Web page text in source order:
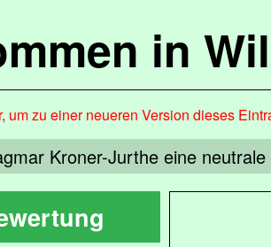
in
um zu einer neueren Version dieses
Kroner-Jurthe eine